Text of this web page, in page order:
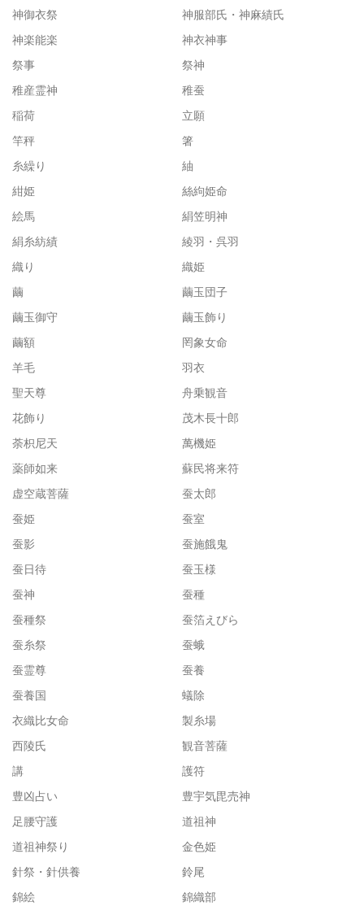
神御衣祭
神服部氏・神麻績氏
神楽能楽
神衣神事
祭事
祭神
稚産霊神
稚蚕
稲荷
立願
竿秤
箸
糸繰り
紬
紺姫
絲絇姫命
絵馬
絹笠明神
絹糸紡績
綾羽・呉羽
織り
織姫
繭
繭玉団子
繭玉御守
繭玉飾り
繭額
罔象女命
羊毛
羽衣
聖天尊
舟乗観音
花飾り
茂木長十郎
荼枳尼天
萬機姫
薬師如来
蘇民将来符
虚空蔵菩薩
蚕太郎
蚕姫
蚕室
蚕影
蚕施餓鬼
蚕日待
蚕玉様
蚕神
蚕種
蚕種祭
蚕箔えびら
蚕糸祭
蚕蛾
蚕霊尊
蚕養
蚕養国
蟻除
衣織比女命
製糸場
西陵氏
観音菩薩
講
護符
豊凶占い
豊宇気毘売神
足腰守護
道祖神
道祖神祭り
金色姫
針祭・針供養
鈴尾
錦絵
錦織部